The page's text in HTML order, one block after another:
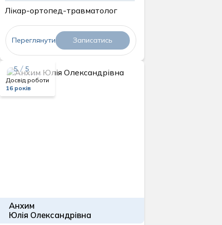
Переглянути Записатись
Лікар-ортопед-травматолог
5 / 5
Досвід роботи
16 років
Анхим
Юлія Олександрівна